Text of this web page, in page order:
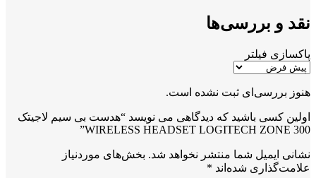
نقد و بررسی‌ها
پاکسازی فیلتر
هنوز بررسی‌ای ثبت نشده است.
اولین کسی باشید که دیدگاهی می نویسد “هدست بی سیم لاجیتک
WIRELESS HEADSET LOGITECH ZONE 300”
نشانی ایمیل شما منتشر نخواهد شد. بخش‌های موردنیاز
علامت‌گذاری شده‌اند *